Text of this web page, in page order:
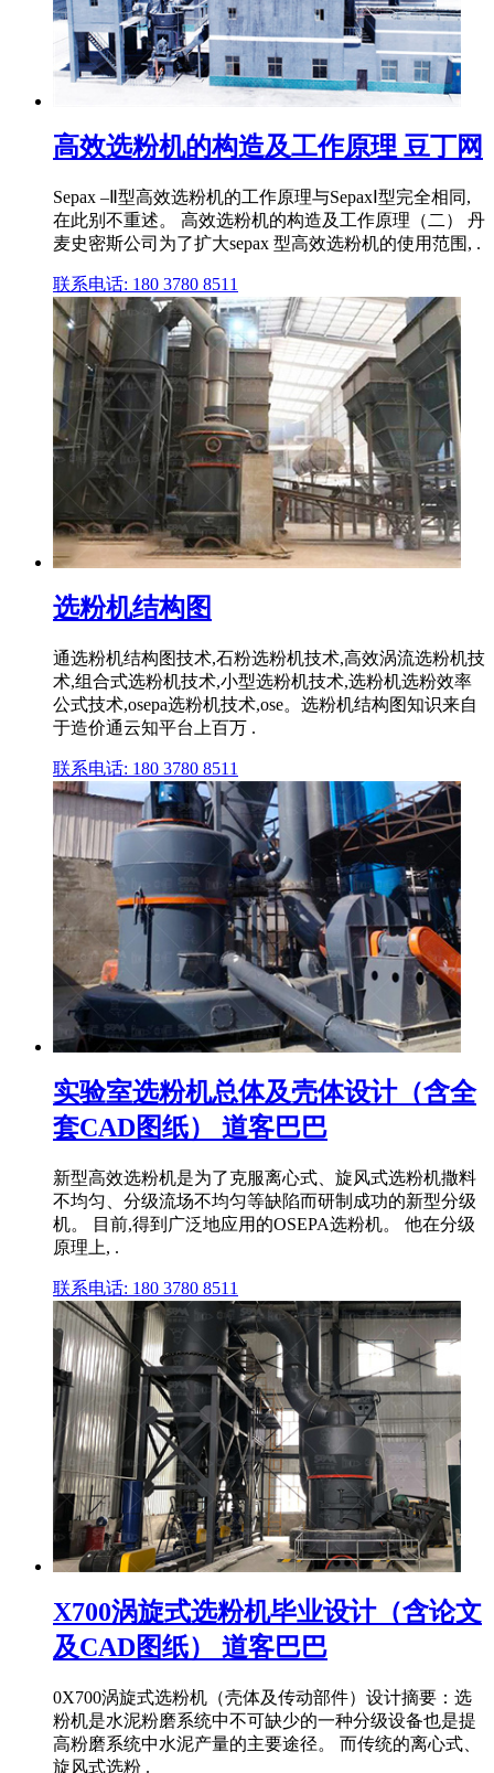
高效选粉机的构造及工作原理 豆丁网
Sepax –Ⅱ型高效选粉机的工作原理与SepaxⅠ型完全相同,
在此别不重述。 高效选粉机的构造及工作原理（二） 丹
麦史密斯公司为了扩大sepax 型高效选粉机的使用范围, .
联系电话: 180 3780 8511
选粉机结构图
通选粉机结构图技术,石粉选粉机技术,高效涡流选粉机技
术,组合式选粉机技术,小型选粉机技术,选粉机选粉效率
公式技术,osepa选粉机技术,ose。选粉机结构图知识来自
于造价通云知平台上百万 .
联系电话: 180 3780 8511
实验室选粉机总体及壳体设计（含全
套CAD图纸） 道客巴巴
新型高效选粉机是为了克服离心式、旋风式选粉机撒料
不均匀、分级流场不均匀等缺陷而研制成功的新型分级
机。 目前,得到广泛地应用的OSEPA选粉机。 他在分级
原理上, .
联系电话: 180 3780 8511
X700涡旋式选粉机毕业设计（含论文
及CAD图纸） 道客巴巴
0X700涡旋式选粉机（壳体及传动部件）设计摘要：选
粉机是水泥粉磨系统中不可缺少的一种分级设备也是提
高粉磨系统中水泥产量的主要途径。 而传统的离心式、
旋风式选粉 .